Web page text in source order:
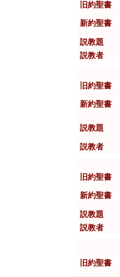
旧約聖書
新約聖書
説教題
説教者
旧約聖書
新約聖書
説教題
説教者
旧約聖書
新約聖書
説教題
説教者
旧約聖書